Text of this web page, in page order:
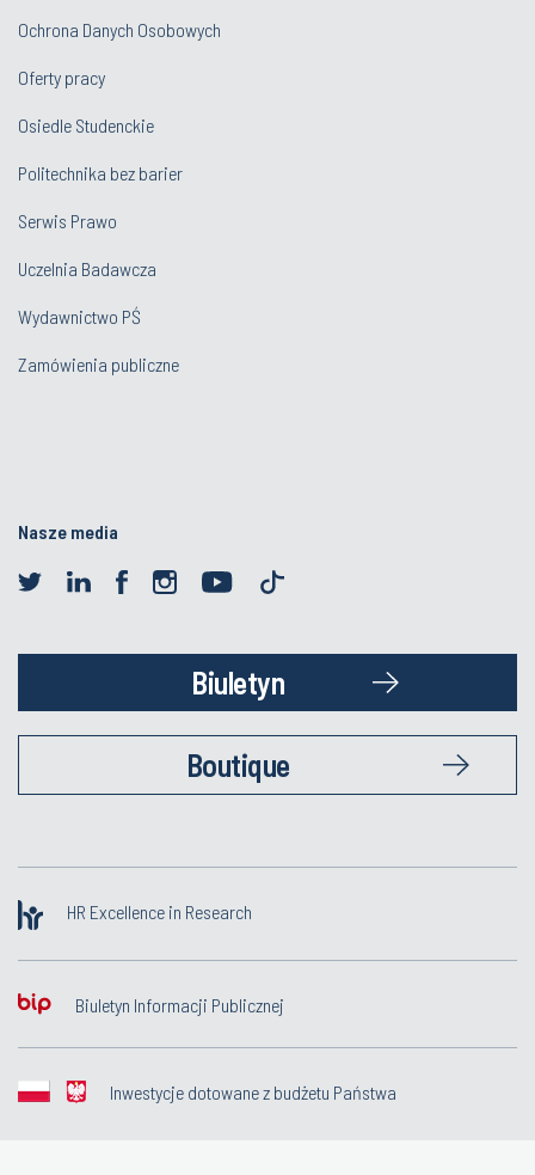
Ochrona Danych Osobowych
Oferty pracy
Osiedle Studenckie
Politechnika bez barier
Serwis Prawo
Uczelnia Badawcza
Wydawnictwo PŚ
Zamówienia publiczne
Nasze media
Biuletyn
Boutique
HR Excellence in Research
Biuletyn Informacji Publicznej
Inwestycje dotowane z budżetu Państwa